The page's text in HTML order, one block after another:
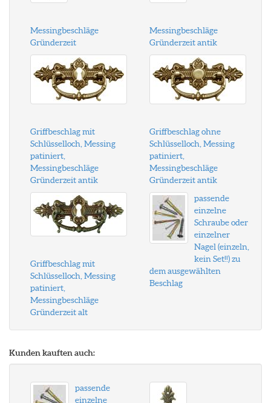
Messingbeschläge
Gründerzeit
Messingbeschläge
Gründerzeit antik
Griffbeschlag mit
Schlüsselloch, Messing
patiniert,
Messingbeschläge
Gründerzeit antik
Griffbeschlag ohne
Schlüsselloch, Messing
patiniert,
Messingbeschläge
Gründerzeit antik
Griffbeschlag mit
Schlüsselloch, Messing
patiniert,
Messingbeschläge
Gründerzeit alt
passende
einzelne
Schraube oder
einzelner
Nagel (einzeln,
kein Set!!) zu
dem ausgewählten
Beschlag
Kunden kauften auch:
passende
einzelne